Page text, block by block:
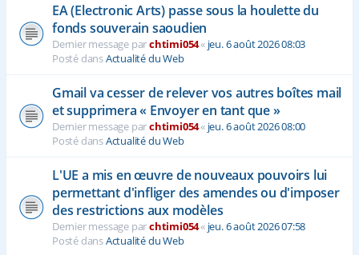
EA (Electronic Arts) passe sous la houlette du
fonds souverain saoudien
Dernier message parchtimi054« jeu. 6 août 2026 08:03
Posté dansActualité du Web
Gmail va cesser de relever vos autres boîtes mail
et supprimera « Envoyer en tant que »
Dernier message parchtimi054« jeu. 6 août 2026 08:00
Posté dansActualité du Web
L'UE a mis en œuvre de nouveaux pouvoirs lui
permettant d'infliger des amendes ou d'imposer
des restrictions aux modèles
Dernier message parchtimi054« jeu. 6 août 2026 07:58
Posté dansActualité du Web